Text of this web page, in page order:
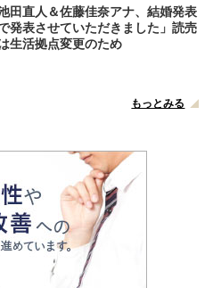
田直人＆佐藤佳奈アナ、結婚発表
発表させていただきました」読売
生活拠点変更のため
もっとみる